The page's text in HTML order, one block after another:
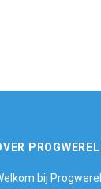
bij